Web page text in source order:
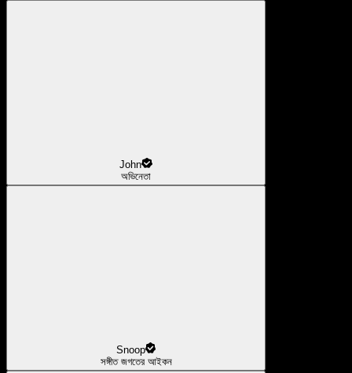
John
অভিনেতা
Snoop
সঙ্গীত জগতের আইকন